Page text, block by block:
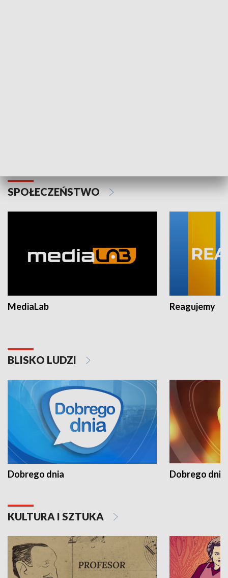
SPOŁECZEŃSTWO
MediaLab Reagujemy
BLISKO LUDZI
Dobrego dnia Dobrego dnia
KULTURA I SZTUKA